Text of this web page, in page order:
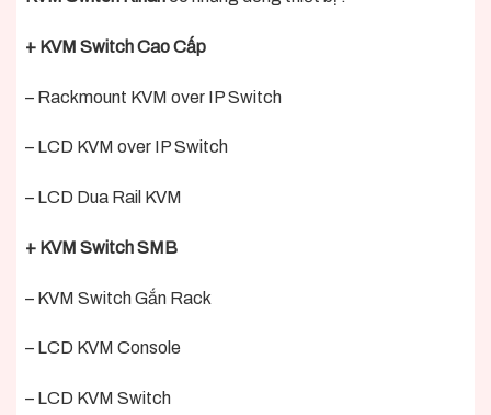
+ KVM Switch Cao Cấp
– Rackmount KVM over IP Switch
– LCD KVM over IP Switch
– LCD Dua Rail KVM
+ KVM Switch SMB
– KVM Switch Gắn Rack
– LCD KVM Console
– LCD KVM Switch